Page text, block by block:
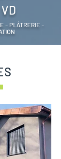
- PLÂTRERIE -